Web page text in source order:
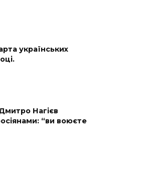
українських
Нагієв
“ви воюєте